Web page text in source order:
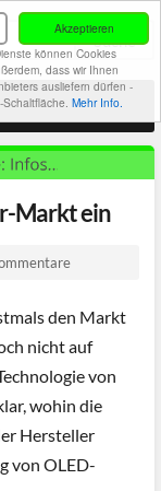
Akzeptieren
können Cookies
dass wir Ihnen
ausliefern dürfen -
Mehr Info.
Markt ein
den Markt
nicht auf
von
wohin die
Hersteller
von OLED-